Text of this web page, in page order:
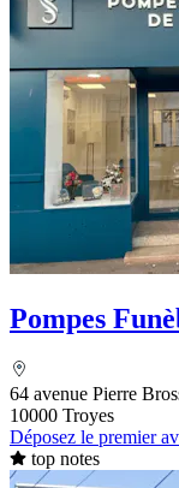
Pompes
64 avenue Pierre
10000 Troyes
Déposez le premier
top notes